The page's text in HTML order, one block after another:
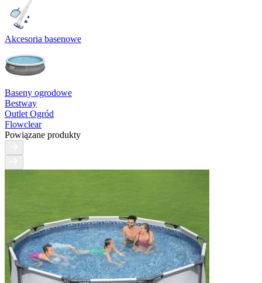
Akcesoria basenowe
Baseny ogrodowe
Bestway
Outlet Ogród
Flowclear
Powiązane produkty